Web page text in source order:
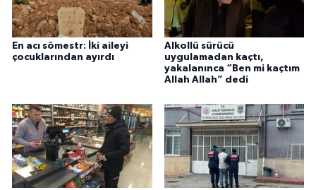
En acı sömestr: İki aileyi
çocuklarından ayırdı
Alkollü sürücü
uygulamadan kaçtı,
yakalanınca “Ben mi kaçtım
Allah Allah” dedi